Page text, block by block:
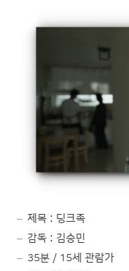
제목 : 딩크족
감독 : 김승민
35분 / 15세 관람가